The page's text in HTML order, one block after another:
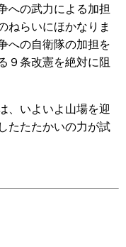
への武力による加担
ねらいにほかなりま
への自衛隊の加担を
９条改憲を絶対に阻
、いよいよ山場を迎
たたたかいの力が試